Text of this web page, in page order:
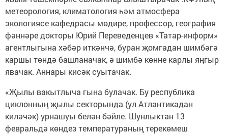
метеорология, климатология һәм атмосфера
экологиясе кафедрасы мөдире, профессор, география
фәннәре докторы Юрий Переведенцев «Татар-информ»
агентлыгына хәбәр иткәнчә, буран җомгадан шимбәгә
каршы төндә башланачак, ә шимбә көнне карлы яңгыр
явачак. Аннары кисәк суытачак.
«Җылы вакытлыча гына булачак. Бу республика
циклонның җылы секторында (ул Атлантикадан
киләчәк) урнашуы белән бәйле. Шунлыктан 13
февральдә көндез температураның терекөмеш